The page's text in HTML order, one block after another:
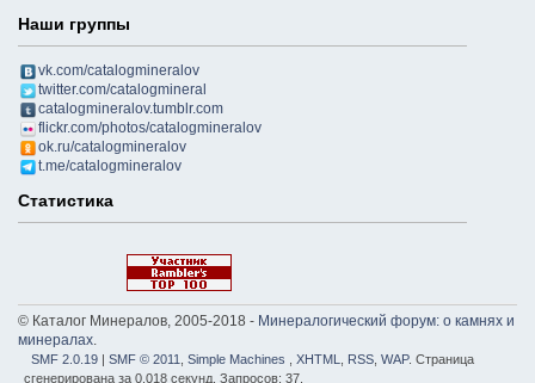
Наши группы
vk.com/catalogmineralov
twitter.com/catalogmineral
catalogmineralov.tumblr.com
flickr.com/photos/catalogmineralov
ok.ru/catalogmineralov
t.me/catalogmineralov
Статистика
© Каталог Минералов, 2005-2018 - Минералогический форум: о камнях и
минералах.
SMF 2.0.19 | SMF © 2011 Simple Machines XHTML RSS WAP. Страница
сгенерирована за 0.018 секунд. Запросов: 37.